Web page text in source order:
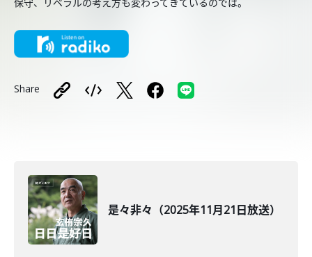
Share
是々非々（2025年11月21日放送）